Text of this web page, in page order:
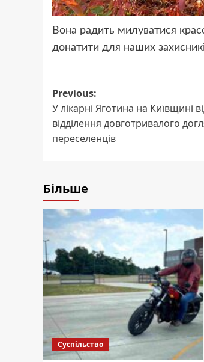
Вона радить милуватися
донатити для наших
Post
navigation
Previous:
У лікарні Яготина на Київщині
відділення довготривалого
переселенців
Більше
Суспільство